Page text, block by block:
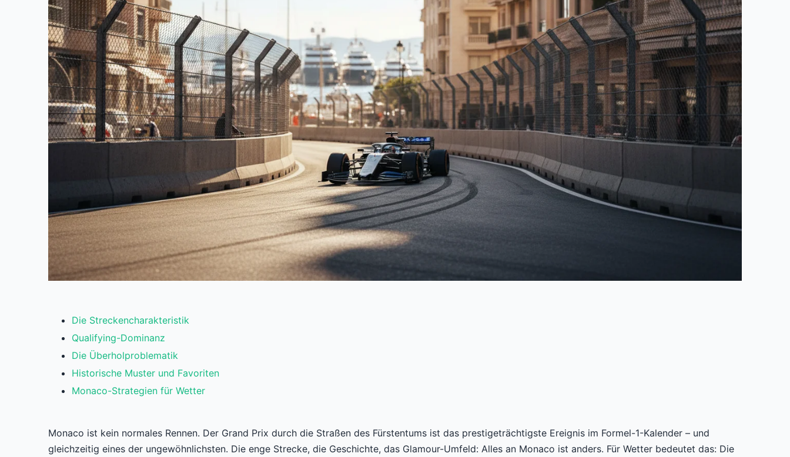
Die Streckencharakteristik
Qualifying-Dominanz
Die Überholproblematik
Historische Muster und Favoriten
Monaco-Strategien für Wetter
Monaco ist kein normales Rennen. Der Grand Prix durch die Straßen des Fürstentums ist das prestigeträchtigste Ereignis im Formel-1-Kalender – und
gleichzeitig eines der ungewöhnlichsten. Die enge Strecke, die Geschichte, das Glamour-Umfeld: Alles an Monaco ist anders. Für Wetter bedeutet das: Die